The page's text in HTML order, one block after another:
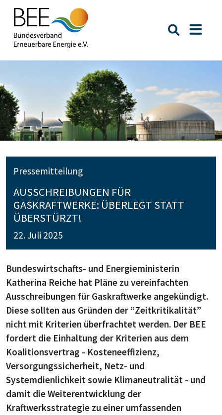
Suche
Pressemitteilung
AUSSCHREIBUNGEN FÜR
GASKRAFTWERKE: ÜBERLEGT STATT
ÜBERSTÜRZT!
22. Juli 2025
Bundeswirtschafts- und Energieministerin
Katherina Reiche hat Pläne zu vereinfachten
Ausschreibungen für Gaskraftwerke angekündigt.
Diese sollten aus Gründen der “Zeitkritikalität”
nicht mit Kriterien überfrachtet werden. Der BEE
fordert die Einhaltung der Kriterien aus dem
Koalitionsvertrag - Kosteneeffizienz,
Versorgungssicherheit, Netz- und
Systemdienlichkeit sowie Klimaneutralität - und
damit die Weiterentwicklung der
Kraftwerksstrategie zu einer umfassenden